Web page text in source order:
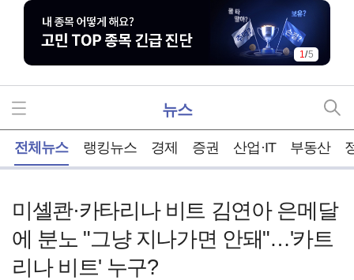
1/5
뉴스
전체뉴스 랭킹뉴스 경제 증권 산업·IT 부동산
미셸콴·카타리나 비트 김연아 은메달
에 분노 "그냥 지나가면 안돼"…'카트
리나 비트' 누구?